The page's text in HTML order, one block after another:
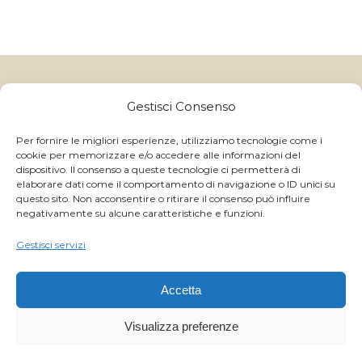
Gestisci Consenso
Per fornire le migliori esperienze, utilizziamo tecnologie come i
cookie per memorizzare e/o accedere alle informazioni del
dispositivo. Il consenso a queste tecnologie ci permetterà di
elaborare dati come il comportamento di navigazione o ID unici su
questo sito. Non acconsentire o ritirare il consenso può influire
negativamente su alcune caratteristiche e funzioni.
Gestisci servizi
Accetta
Visualizza preferenze
24040 Boltiere (BG) - Italy
C.C.I.A.A. R.E.A. BG 214822 - P.IVA IT 01059710168
GRANULATI ITALIA S.p.A ©2026 ALL RIGHTS RESERVED
- | Powered byMagnetica Development S.r.l.
WhatsApp
Facebook